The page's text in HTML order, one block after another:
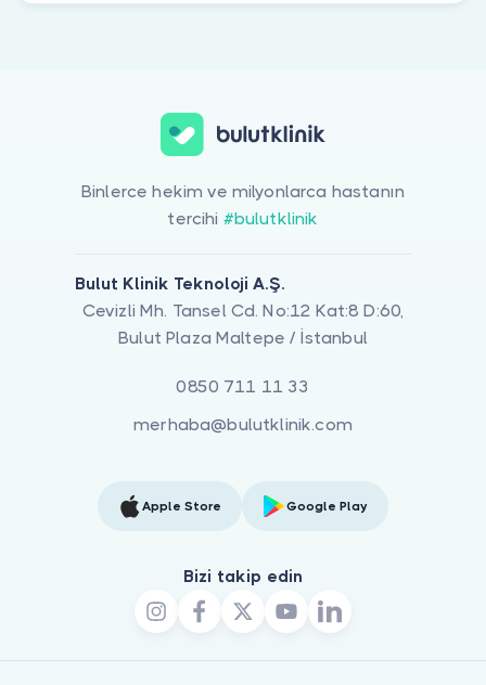
Binlerce hekim ve milyonlarca hastanın
tercihi #bulutklinik
Bulut Klinik Teknoloji A.Ş.
Cevizli Mh. Tansel Cd. No:12 Kat:8 D:60,
Bulut Plaza Maltepe / İstanbul
0850 711 11 33
merhaba@bulutklinik.com
Apple Store Google Play
Bizi takip edin